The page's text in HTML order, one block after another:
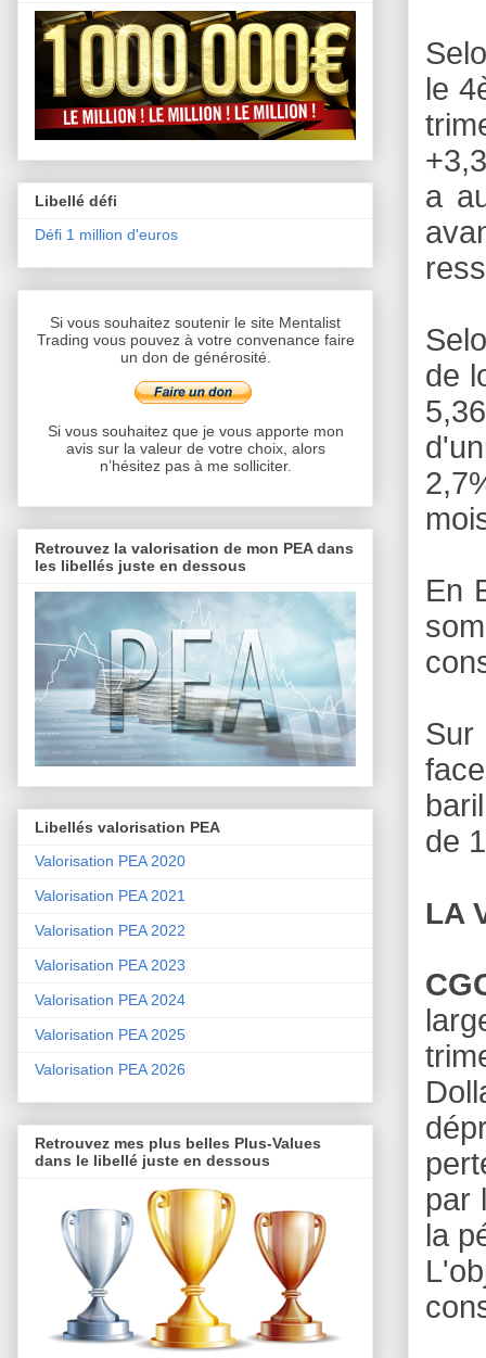
le
a
de
En
Sur
de
LA
par
la
Libellé défi
Défi 1 million d'euros
Si vous souhaitez soutenir le site Mentalist
Trading vous pouvez à votre convenance faire
un don de générosité.
Si vous souhaitez que je vous apporte mon
avis sur la valeur de votre choix, alors
n’hésitez pas à me solliciter.
Retrouvez la valorisation de mon PEA dans
les libellés juste en dessous
Libellés valorisation PEA
Valorisation PEA 2020
Valorisation PEA 2021
Valorisation PEA 2022
Valorisation PEA 2023
Valorisation PEA 2024
Valorisation PEA 2025
Valorisation PEA 2026
Retrouvez mes plus belles Plus-Values
dans le libellé juste en dessous